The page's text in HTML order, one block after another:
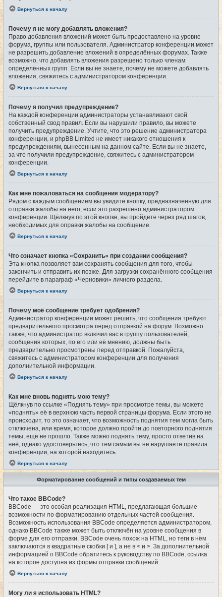
Вернуться к началу
Почему я не могу добавлять вложения?
Право добавления вложений может быть предоставлено на уровне
форума, группы или пользователя. Администратор конференции может
не разрешить добавление вложений в определённых форумах. Также
возможно, что добавлять вложения разрешено только членам
определённых групп. Если вы не знаете, почему не можете добавлять
вложения, свяжитесь с администратором конференции.
Вернуться к началу
Почему я получил предупреждение?
На каждой конференции администраторы устанавливают свой
собственный свод правил. Если вы нарушили правило, вы можете
получить предупреждение. Учтите, что это решение администратора
конференции, и phpBB Limited не имеет никакого отношения к
предупреждениям, вынесенным на данном сайте. Если вы не знаете,
за что получили предупреждение, свяжитесь с администратором
конференции.
Вернуться к началу
Как мне пожаловаться на сообщения модератору?
Рядом с каждым сообщением вы увидите кнопку, предназначенную для
отправки жалобы на него, если это разрешено администратором
конференции. Щёлкнув по этой кнопке, вы пройдёте через ряд шагов,
необходимых для оправки жалобы на сообщение.
Вернуться к началу
Что означает кнопка «Сохранить» при создании сообщения?
Эта кнопка позволяет вам сохранять сообщения для того, чтобы
закончить и отправить их позже. Для загрузки сохранённого сообщения
перейдите в параграф «Черновики» личного раздела.
Вернуться к началу
Почему моё сообщение требует одобрения?
Администратор конференции может решить, что сообщения требуют
предварительного просмотра перед отправкой на форум. Возможно
также, что администратор включил вас в группу пользователей,
сообщения которых, по его или её мнению, должны быть
предварительно просмотрены перед отправкой. Пожалуйста,
свяжитесь с администратором конференции для получения
дополнительной информации.
Вернуться к началу
Как мне вновь поднять мою тему?
Щёлкнув по ссылке «Поднять тему» при просмотре темы, вы можете
«поднять» её в верхнюю часть первой страницы форума. Если этого не
происходит, то это означает, что возможность поднятия тем могла быть
отключена, или время, которое должно пройти до повторного поднятия
темы, ещё не прошло. Также можно поднять тему, просто ответив на
неё, однако удостоверьтесь, что тем самым вы не нарушаете правила
конференции, на которой находитесь.
Вернуться к началу
Форматирование сообщений и типы создаваемых тем
Что такое BBCode?
BBCode — это особая реализация HTML, предлагающая большие
возможности по форматированию отдельных частей сообщения.
Возможность использования BBCode определяется администратором,
однако BBCode также может быть отключён на уровне сообщения в
форме для его отправки. BBCode очень похож на HTML, но теги в нём
заключаются в квадратные скобки [ и ], а не в < и >. За дополнительной
информацией о BBCode обратитесь к руководству по BBCode, ссылка
на которое доступна из формы отправки сообщений.
Вернуться к началу
Могу ли я использовать HTML?